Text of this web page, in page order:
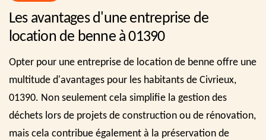
Les avantages d'une entreprise de
location de benne à 01390
Opter pour une entreprise de location de benne offre une
multitude d'avantages pour les habitants de Civrieux,
01390. Non seulement cela simplifie la gestion des
déchets lors de projets de construction ou de rénovation,
mais cela contribue également à la préservation de